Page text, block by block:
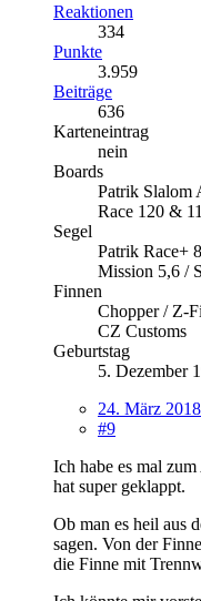
Reaktionen
334
Punkte
3.959
Beiträge
636
Karteneintrag
nein
Boards
Patrik Slalom
Race 120 &
Segel
Patrik Race+
Mission 5,6 /
Finnen
Chopper / Z-
CZ Customs
Geburtstag
5. Dezember
24. März
#9
Ich habe es mal
hat super geklappt.
Ob man es heil aus
sagen. Von der
die Finne mit